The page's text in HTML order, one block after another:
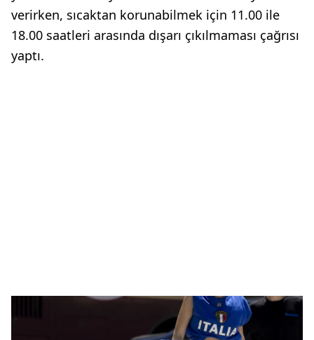
verirken, sıcaktan korunabilmek için 11.00 ile
18.00 saatleri arasında dışarı çıkılmaması çağrısı
yaptı.